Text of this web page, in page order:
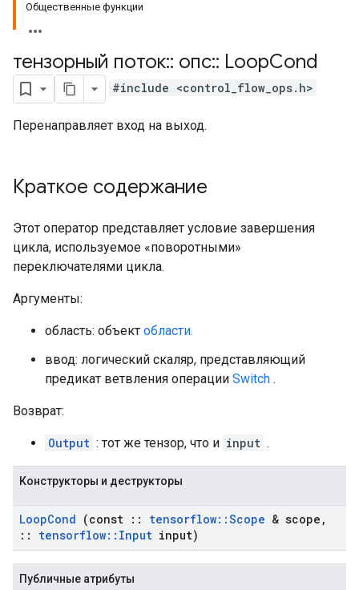
Общественные функции
тензорный поток:: опс:: LoopCond
#include <control_flow_ops.h>
Перенаправляет вход на выход.
Краткое содержание
Этот оператор представляет условие завершения
цикла, используемое «поворотными»
переключателями цикла.
Аргументы:
область: объект области.
ввод: логический скаляр, представляющий
предикат ветвления операции Switch .
Возврат:
Output : тот же тензор, что и input .
Конструкторы и деструкторы
LoopCond (const :: tensorflow::Scope & scope ,
::
tensorflow:: Input input)
Публичные атрибуты